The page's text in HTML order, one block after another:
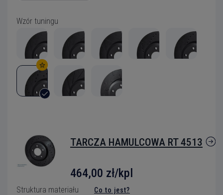
Wzór tuningu
TARCZA HAMULCOWA RT 4513
464,00 zł/kpl
Struktura materiału Co to jest?